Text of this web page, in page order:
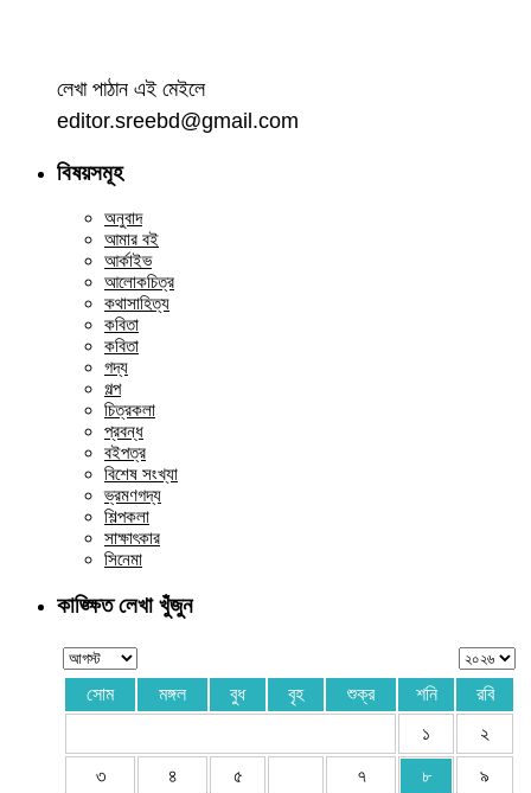
লেখা পাঠান এই মেইলে
editor.sreebd@gmail.com
বিষয়সমূহ
অনুবাদ
আমার বই
আর্কাইভ
আলোকচিত্র
কথাসাহিত্য
কবিতা
কবিতা
গদ্য
গল্প
চিত্রকলা
প্রবন্ধ
বইপত্র
বিশেষ সংখ্যা
ভ্রমণগদ্য
শিল্পকলা
সাক্ষাৎকার
সিনেমা
কাঙ্ক্ষিত লেখা খুঁজুন
সোম মঙ্গল বুধ বৃহ শুক্র শনি
রবি
১
২
৩ ৪ ৫ ৭ ৮ ৯